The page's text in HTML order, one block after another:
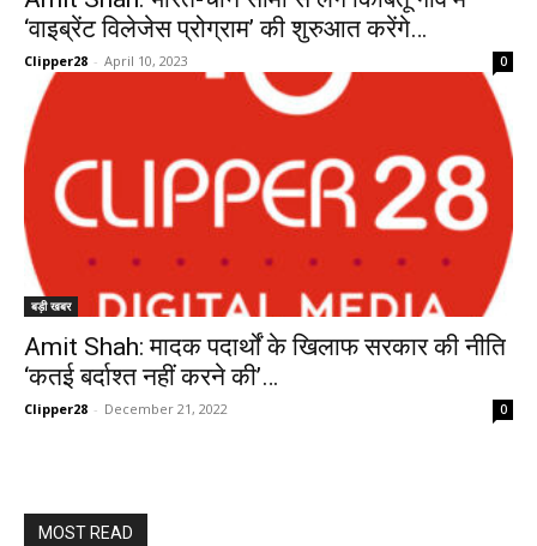
‘वाइब्रेंट विलेजेस प्रोग्राम’ की शुरुआत करेंगे…
Clipper28 - April 10, 2023 0
बड़ी खबर
Amit Shah: मादक पदार्थों के खिलाफ सरकार की नीति
‘कतई बर्दाश्त नहीं करने की’…
Clipper28 - December 21, 2022 0
MOST READ